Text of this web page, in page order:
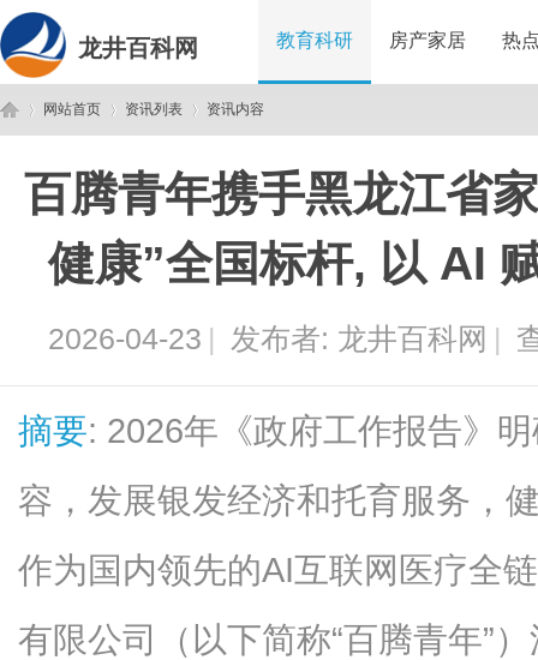
龙井百科网 教育科研 房产家居 热
网站首页
›
资讯列表 资讯内容
百腾青年携手黑龙江省
健康”全国标杆, 以 AI
2026-04-23 | 发布者: 龙井百科网 |
摘要: 2026年《政府工作报告》
容，发展银发经济和托育服务，
作为国内领先的AI互联网医疗全
有限公司（以下简称“百腾青年”